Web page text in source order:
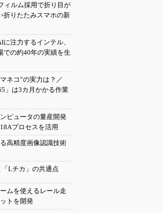
ィルム採用で折り目が
折りたたみスマホの新
に注力するインテル、
での約40年の実績を生
ネコ”の実力は？／
」は3カ月かかる作業
ピュータの量産開発
プロセスを活用
高精度画像認識技術
「Lチカ」の共通点
ムを使えるレール走
トを開発